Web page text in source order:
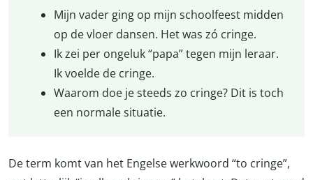
Mijn vader ging op mijn schoolfeest midden
op de vloer dansen. Het was zó cringe.
Ik zei per ongeluk “papa” tegen mijn leraar.
Ik voelde de cringe.
Waarom doe je steeds zo cringe? Dit is toch
een normale situatie.
De term komt van het Engelse werkwoord “to cringe”,